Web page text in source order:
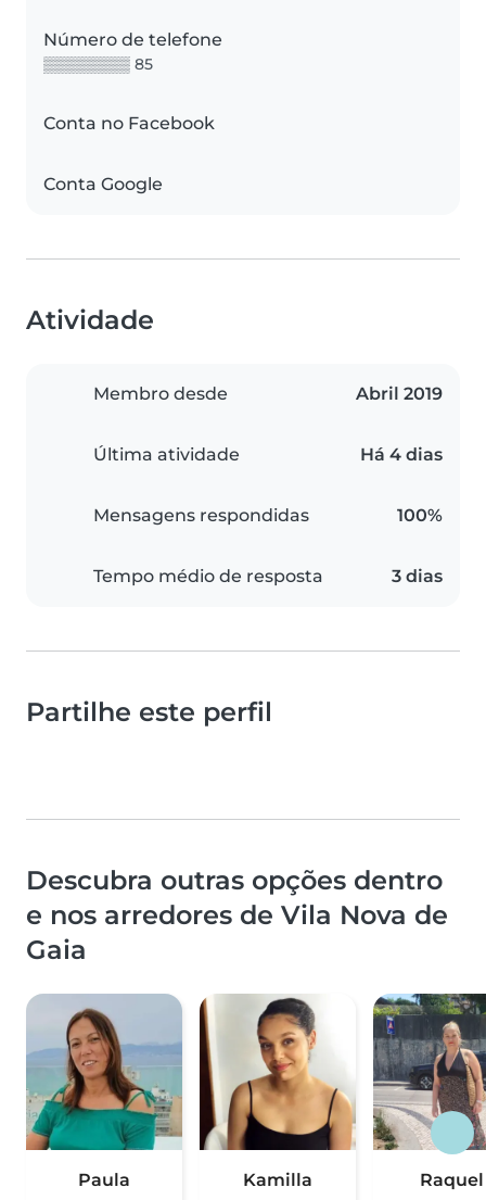
Número de telefone
▒▒▒▒▒▒▒▒ 85
Conta no Facebook
Conta Google
Atividade
Membro desde Abril 2019
Última atividade Há 4 dias
Mensagens respondidas 100%
Tempo médio de resposta 3 dias
Partilhe este perfil
Descubra outras opções dentro
e nos arredores de Vila Nova de
Gaia
Paula Kamilla Raquel